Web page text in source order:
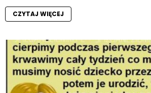
CZYTAJ WIĘCEJ